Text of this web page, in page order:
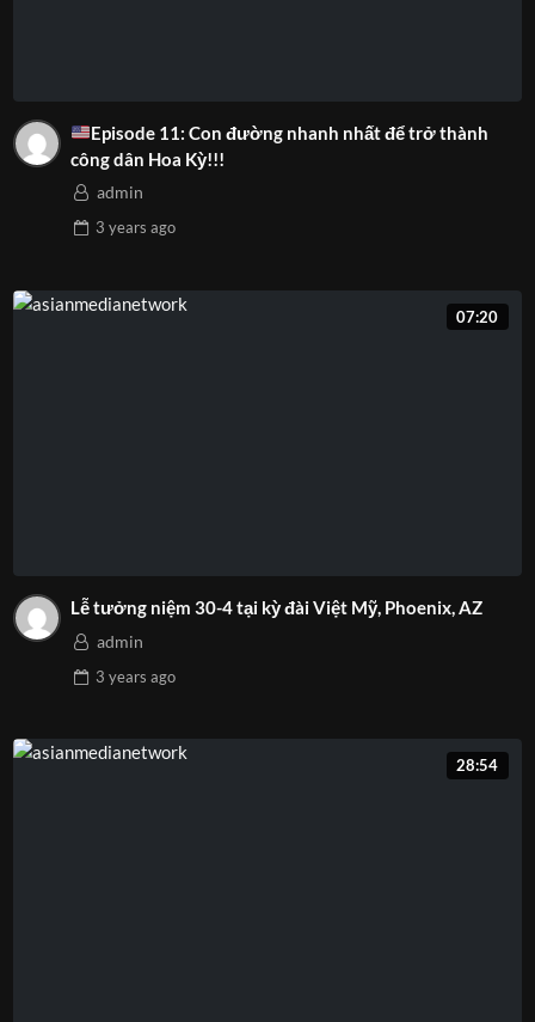
Episode 11: Con đường nhanh nhất để trở thành
công dân Hoa Kỳ!!!
admin
3 years ago
07:20
Lễ tưởng niệm 30-4 tại kỳ đài Việt Mỹ, Phoenix, AZ
admin
3 years ago
28:54